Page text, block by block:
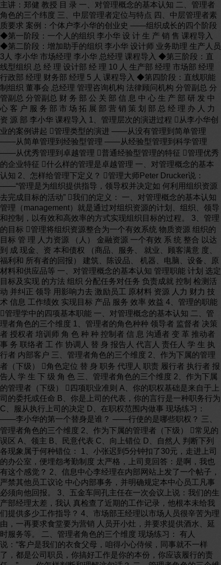
主讲：郑健 教授 目 录 一、对管理概念的基本认知 二、管理者角色的三个纬度 三、中层管理者定位与特点 四、中层管理者素质要求 案例：个体户李小华的创业史 ——组织成长的四个阶段 ◆第一阶段：一个人的组织 李小华 设 计 生 产 销 售 课程导入 ◆第二阶段：增加助手的组织 李小华 设计师 业务助理 生产人员 3人 李小华 市场经理 李小华 总经理 课程导入 ◆第三阶段：直线型组织 总 经 理 设计部 经 理 10 人 生产部 经理 市场部 经理 行政部 经理 财务部 经理 5 人 课程导入 ◆第四阶段：直线职能制组织 董事会 总经理 管理咨询机构 法律顾问机构 分管副总 分管副总 分管副总 财 务 部 公 关 部 信 息 中 心 生 产 部 研 发 中 心 客 户 服 务 部 市 场 拓 展 部 营 销 策 划 部 总 经 理 办 人 力 资 源 部 李小华 课程导入 1、管理层次的演进过程 从李小华创业的案例讲起 管理类型的演进 ——从没有管理到简单管理 ——从简单管理到经验型管理 ——从经验型管理到科学管理 ——从优秀管理到卓越管理 普通经验型管理的特征 管理优秀的企业特征 什么样的管理是卓越管理 一、对管理概念的基本认知 2、怎样给管理下定义？ 管理大师Peter Drucker说： ——“管理是为组织提供指导，领导权并决定如 何利用组织资源去完成目标的活动” 我们的定义： 一、对管理概念的基本认知 管理（management）就是通过对组织资源的计划、组织、领导和控制，以有效和高效率的方式实现组织目标的过程。 3、管理的目标 管理将组织资源整合为一个有效系统 物质资源 组织的目标 管 理 人力资源 （人） 金融资源 一个有效 系 统 整合 以达到 成 现金、资 本和债权 （商品、服务、 就业、顾客满意 度、福利和 所有者的回报） 建筑、陈设品、 机器、电脑、设备、原材料和供应品等 一、对管理概念的基本认知 管理职能 计划 选定目标及实现 的方法 组织 分配任务对任务 负责成就 控制 检测活动 并纠正 领导 用影响力去 激励员工 原材料 资源 人力 财力 技术 信息 工作绩效 实现目标 产品 服务 效率 效益 4、管理的职能 管理学中的四项基本职能 一、对管理概念的基本认知 二、管理者角色的三个维度 1、管理者的角色种种 领导者 监督者 决策者 授权者 培训师 角 色 种 种 控制者 信 息 沟通者 变 革 推动者 事 务 联络者 工 作 协调人 替 身 报告人 代言人 责任人 学 生 执行者 内部客户 三、管理者角色的三个维度 2、作为下属的管理者（下级） 角色定位 替 身 职务 代理人 职责 履行者 执行者 报告人 学 生 下 级 角 色 三、管理者角色的三个维度 2、作为下属的管理者（下级） 四项职业准则 A、你的职权基础是来自于上司的委托或任命 B、你是上司的代表，你的言行是一种职务行为 C、服从执行上司的决定 D、在职权范围内做事 现场练习： ——李小华的第一个替身是谁？ ——行使的是哪些职权？ 三、管理者角色的三个维度 2、作为下属的管理者（下级） 常见的误区 A、领主 B、民意代表 C、向上错位 D、自然人 判断下列各现象属于何种错位： 1、小张迟到5分钟扣了30元，走进上司的办公室，便埋怨考勤制度 太严格，上司竟回答：是啊，我也有这个感觉？ 2、信息中心李经理在内部网站上发了一个帖子，严禁其他员工议论 中心内部事务，并明确规定本中心员工凡事必须向他回报。 3、五金车间孔主任在一次会议上说：我们的生产部经理太差，我认 真检查了近期的工作记录，他根本未给我们提供多少工作指导？ 4、市场部王经理以市场人员很辛苦为理由，一再要求食堂要为营销 人员开小灶，并要求提供酒水、延时服务等。 二、管理者角色的三个维度 现场练习： 有人说：“客户是我们的衣食父母，咱得小心侍候，同事就不一样了，都是公司职员，你搞好工作是你的本份，你应该履行的责任。” ——你怎样判断和理解这句话？ 二、管理者角色的三个维度 3、作为同事的管理者（平级） 角色定位：内部客户 ——两个经营 企业的 两个经营 对外 对内 经 营 顾 客 经 营 员 工 优秀品牌 优良产品 优质服务 顾 客 满 意 物质待遇 感情投资 共同事业 员 工 满 意 回馈的是 努力工作 回馈的是 利润效应 二、管理者角色的三个维度 3、作为同事的管理者（平级） 角色定位：内部客户 ——向内部客户的角色转换 ——了解客户需求 ——内部客户满意 转变的难度 ——对同事关系固有理解 ——在内部习惯于管与被管 ——人人都重视自己的角色 二、管理者角色的三个维度 3、作为同事的管理者（平级） 内部客户的原则要点 ——其他经理与我之间是客户关系，他是客户， 我是供应商 ——同事是我的衣食父母 ——将同事当作外部客户 ——克服“客户陷阱” ——从以职责为中心，向内部客户的需求为中心转变 “ ——让内部客户满意 二、管理者角色的三个维度 3、作为同事的管理者（平级） 内部客户服务的四个特性 ——内部客户服务无形性 ——内部客户服务的不可分性 ——内部客户服务的可变性 ——内部客户服务的易消失性 平级关系协调特点 ——平等关系 ——态度真诚友好 ——信息沟通 ——协商、协调、协助 注意： ——搞好内部客户服务，请注重细节与真实的瞬间 请思考： ——你在五星级酒店是通过什么感受到上帝的尊贵的？ 二、管理者角色的三个维度 4、作为上司的管理者（上级） 角色定位：领导 ——领导者、决策者和培训师 ——授权者、控制者和监督者 ——游戏规则的制定者和维护者 常见的角色错位 ——错位一：业务员、具体的执行者 ——错位二：高人一等的“官” 二、管理者角色的三个维度 4、作为上司的管理者（上级） 经理人角色的七大变化 ——在工作内容上，从做业务到管理 ——在实现方式上，从野牛型到雁群型 ——在工作方式上，从个性化到组织化 ——在人际关系上，从感情关系到事业关系 ——在目标上，从个人目标到团队目标 ——在工作力度上，从守成到变革 ——在管理方式上，从指挥到授权 二、管理者角色的三个维度 5、角色类型的其它特征 角色类型的普遍性 ——信息沟通者 ——改革推动者 ——工作协调人 ——事务联络者 角色类型复合与交叉 ——角色复合 ——角色交叉 二、管理者角色的三个维度 5、角色类型的其它特征 角色转换——管理能力与业务能力 业务员型 精英型 官僚型 堕落型 管理能力 业务能力 请大家参与分析并回答问题： 1、第一阶段时，李小华承担着哪些角色？ 2、第二阶段时，弟弟相对于李小华是什么样的角色？ 3、第三阶段时，弟弟与嫂子姐弟俩是什么样的关系？ 4、第四阶段时，各分管副总经理相对于下属各部门经 理扮演的是什么样的角色？ 现场回答 有一个公司里出现了这样一件事情，公司有一个客户，大客户有一个亲属刚毕业，客户向公司介绍说，我的这个亲属，现在大学毕业在找工作，能不能到你们公司来工作呢？老总听了这个大客户介绍说，来吧！大客户嘛，不敢得罪，大客户的亲属也是大学毕业嘛，公司也需要人，就让他来吧！这样就来上班了，结果上班的第三天，这个人就走了，也就是大客户的亲属走了。总经理觉得非常奇怪，怎么上班第三天就走了？问他们的经理，他们的经理说不知道怎么回事。然后，就问大客户，刚开始大客户也不讲，后来才说出来原因。为什么上班第三天就走呢？原来是这样的：上班的第二天，他的经理就问他，谁介绍你来的呀？这个新的员工说，谁谁介绍来的，他的经理说：“你怎么跑到我们公司来上班了，我们公司可是一个多月没发工资了。”结果这个新来的一听说一个多月没发工资了，公司管理工作乱七八糟，怎么这个样子，第三天就不来了。 案例分析： ——指出以上关键性的问题所在，并分析其错误特征和危害性。 ——本公司是否存在类似的问题，可否试举几例？ 1、从管理组织的金字塔讲起 三、中层管理者的定位与特点 请思考： 本示意图中各代 表什么层次？ 中层干部应处于 什么位置？ ？层 ？？层 ？？？层 ２、中层管理者的定位 管理团队的中坚力量 从决策到执行， 从高管到基层， 中间需要什么？ 三、中层管理者的定位与特点 ２、中层管理者的定位 组织系统的分层 指 挥 链 报 告 链 中级 管理层 基础 管理层 高级 管理层 管理层 执行层 决策层 三、中层管理者的定位与特点 3、不同类型的中层管理者 柔弱型中层管理者 强势型中层管理者 均衡型中层管理者 请思考： ——什么情况下会导致柔弱型中层管理者？ ——什么情况下会导致强势型中层管理者？ ——什么情况下会导致均衡型中层管理者？ 三、中层管理者的定位与特点 4、承上启下的基本特点 承上——参与决策 注意： 不同规模的企 业中层参与的 程度差异 决策层 中层管理者 ——一般在决策形成之前的讨论和争求意见阶段 三、中层管理者的定位与特点 4、承上启下的基本特点 启下——指导操作 中层管理者 员工执行层 注意： 不同类型中层管理者行使指挥权时的不同特色 ——一般在决策下达之后的具体实施操作阶段 三、中层管理者的定位与特点 5、中层管理者的作用和价值 是企业正常运作的骨干力量 ——从组织职能看 ——从人才团队看 ——从业务绩效看 路线确定之后干部是关键的因素。 ——毛泽东 三、中层管理者的定位与特点 5、中层管理者的作用和价值 从企业规模扩张的角度看 ——员工队伍的增加 ——直线管理无法适应 ——组织层级自然形成 从企业战略发展的角度看 ——人才梯队与培养接班人 ——百年老店与企业家的生命周期 三、中层管理者的定位与特点 6、中层管理者与执行力 不同层次人员的工作重心 决策层 管理层 执行层 理 念 机 制 制 度 方 法 流 程 强调战略性 体现方向性 强调有效性 体现策略性 强调技术性 体现执行力 三、中层管理者的定位与特点 1、中层管理者素质对工作的影响 基础文化素质 性格与心理素质 道德修养与思想境界 领袖气质与领导魄力 专业技术素质 ——相关的管理部门专业技能 ——相关的业务部门专业技能 ——协调人际关系的技能 四、中层管理者素质要求 2、中层管理者素质基本特征 综合性 ——“通才”与“德、才、学、识、质、体” 层次性 ——领导一般分为高层、中层和基层 动态性 ——在学习化生存的今天，能力是个变量 四、中层管理者素质要求 各层次人员必要技能分析表 技术能力 人事能力 判断能力 备 注  高层领导 中层干部 代表含义：很重要较重要次重要 不重要 基层管理者 一线操作者            四、中层管理者素质要求 4、建立自身的能力系统 三大根本能力 三大枢机能力 四大黄金能力 学 习 能 力 思 维 能 力 创 新 能 力 谋 划 能 力 交 际 能 力 说 服 能 力 自 知 能 力 自 治 能 力 合 作 能 力 组 织 能 力 四、中层管理者素质要求 动态学习——让你的能力之树常青 学习、思考、创新 谋划、交际、说服 自知、自治、合作、组织 成功的 太 阳 四、中层管理者素质要求 5、做胸怀坦荡的五“心”上将 事业心 诚心 爱心 恒心 信心 中层主管 四、中层管理者素质要求 现场演练 一分钟练习（3分钟准备）： 学员自愿上讲台作自我介绍，形式多样、独具特色，要求以积极的心态体现出热情与活力。限时1分钟，50秒提示。 （超时者请大家鼓掌请其下台） ——就自己目前工作的职位和工作状况 完成以下作业： 1、列出与你目前职位相关的三方面角色： A、你是谁的替身？ B、作为你的替身目前有哪些人？ C、能作为你的内部客户的职位有哪些？ D、你如何依据这三种情况分别处理好关系？ 作业： 主讲：郑健 教授 深圳市众人行管理咨询有限公司 中山大学中外管理研究中心 承诺今天 今天是我新生命的开始， 我呼吸着新鲜空气， 我沐浴着灿烂阳光， 我对今天充满信心， 我无法预料未来， 但我要牢牢把握今天! 日本学者关于时间浪费的调查 “人们一般每8 分钟会收到1 次打扰，每小时大约7次， 即每天50—60次。平均每次打扰大约是5分钟，总共每天 大约4小时，也就是50%。其中约3小时的打扰是没有意义 或者极少有价值的。同时 人被打扰后重拾原来的思路至 少需要3分钟，每天就是小时。” 根据以上的统计数据，可以发现，每天因打扰而产生的 时间损失约为小时，按8小时工作制算，这占了工作时 间的%。 课程导入 目 录 一、时间管理的基本概念 二、时间管理的重要意义 三、时间管理的基本策略 四、工作目标及其计划性 五、分清工作的轻重缓急 六、时间管理的统筹技巧 小实验 道具： ——铁桶一只，大石头一块，碎石若干， 细沙一堆，水一罐。 方法：把以上物品装进铁桶。 提问：如果请你做这个实验，你将会按怎 样的顺序把以上物品装进铁桶？ 1、时间是怎样产生的 ■日常的时间概念 ——年、月、日、时、分、秒 ——地球自转、公转与月球公转 一、时间管理的基本概念 太阳 地球 地球公转轨道 月球 2、时间的基本特性 一、时间管理的基本概念 时间 恒久性 时 间 特 性 客观 公正性 时间 的刚性 不可 逆转性 时间 一维性 5 4 3 2 1 3、什么是时间管理 ■概念 —— 由于时间所具备的基本特性，所以时间管 理的对象并不是时间本身，而是指面对时间而 进行的“自管理者的管理”。所探索的是如何减 少时间浪费，以便有效地完成既定目标。 ■结论 ——通过计划统筹而相对合理利用和节约时间。 一、时间管理的基本概念 1、效率竞争:深层次的内涵 ■企业竞争的三个层次 ——物质资源层 ——人力资源层 ——制度文化层 ■经营管理综合效率的系统集成 ——各个环节都体现出效率 ——各个层面都体现出效率 二、时间管理的重要意义 有形/静态 有形/动态 无形/动态 时间管理 2、个体生命的有限性 ■每一个生命只有一次机会 ——时间与生命年轮 ■成就大事业的黄金时代 ——童年、少年、青年、中年、壮年、老年 ■为什么许多人一生平淡，毫无见树 二、时间管理的重要意义 鲁迅先生说：时间是组成生命的材料， 浪费别人的时间是无异于谋财害命的。 3、速度竞争:团队综合效率 ■快鱼吃慢鱼的时代 ——过去是大鱼吃小鱼 ——速度竞争成为主导 ——信息大爆炸 ■团队综合竞争力的集中体现 ——快速反应部队的战斗力 ——某公司参加招投标工程的案例 ——体现各职能部门的速度能力 二、时间管理的重要意义 4、个人和组织的机会成本 ■成本的类别 ——容易重视的有形成本 ——容易忽视的无形成本 ——无形成本中的时间成本 ——大小企业的区别 ■成本外延的扩大化 ——由时间特性而导致的机会成本 ——“过了这个村”与“机不可失” 二、时间管理的重要意义 案例：华为的时间管理 ■SMART原则 ——让目标达到SMART标准 ■四象限原则 ——关注重要且紧迫的第二象限 ■韵律原则 ——保持自己的韵律并与他人协调 ■流程优化精简原则 ——分析流程，减少多余环节 二、时间管理的重要意义 案例：华为的时间管理 ■韵律原则 ——“韵律原则”包括两个方面的内容： 一是保持自己的韵律，具体方法如：对于无意义的打扰电话要学会礼貌地挂断，要多用打扰性不强的沟通方式（如e-mail），要适当的与上司沟通减少来自上司地打扰等； 二是要与别人的韵律相协调，具体的方法如：不要唐突拜访对方，了解对方的行为习惯等。 二、时间管理的重要意义 1、提高你的时间管理技能 ■做个时间管理的高手 ——学会从事务型工作中解脱出来 ——有效地计划与安排自己的时间 ——找到节约时间的措施 ——学会积零成整 ——实行交叉“轮作” ——提高“复种”指数 ——整批使用时间 ——应付意外事件 ——分身有术 三、时间管理的基本策略 2、应该记住的20条实用方法 ■准备之一：长期准备（4） ——购买工具书/增加知识储备/提高能力 ——训练你的快速阅读能力 ——把常用的文件/文具放好 ——养成存放思想档案和作记录的习惯 三、时间管理的基本策略 ——凡事预则立，不预则废。 2、应该记住的20条实用方法 ■准备之二：临时准备（5） ——明天的工作前晚进行优先级排序 ——将相关的工作列在一起 ——把工作计划放到随时可见的地方 ——每天早晨比规定时间起早十分钟 ——做好正式工作前的准备工作 三、时间管理的基本策略 2、应该记住的20条实用方法 ■要培养的好习惯（7） ——利用各种装备如电话/信件等节省时间 ——把最困难的事放在效率最高的时候 ——利用零碎时间处理例行性事务 ——午餐或下班前开会效率最高/避免上午开会 ——休息片刻/伸个懒腰/冲杯咖啡/茶/其他饮料 ——报刊放在晚上看 ——每晚沉思片刻/回顾与总结 三、时间管理的基本策略 2、应该记住的20条实用方法 ■与外部产生联系时的应变能力（4） ——站着接待一向健谈的来访者 ——从不主动闲聊/尽量回避来闲聊者 ——管理电话： A、主动拨号 B、被动接听 ——如遇琐事缠身能快速摆脱 三、时间管理的基本策略 3、树立时间价值观 ■ 首先解决思想认识问题 ——人的行动是受思想支配的 ——思想方法决定行为模式 ■牢固树立时间的价值观 ——时间就是效益 ——时间就是金钱 ——时间就是生命 牢记鲁迅先生的话： 时间是组成生命 的材料，浪费别人的 时间，其实是无异于 谋财害命的。 三、时间管理的基本策略 4、组织结构流程优化 ■众多国企浪费时间的根源 ——为什么会有内耗（窝里斗）？ ——组织的体制障碍 ■组织设计的原则 ——精简、高效、弹性 ——管理幅度与跨度 ——部门岗位设置与职责明确化 ■价值链管理与流程优化 三、时间管理的基本策略 5、工作环境“５Ｓ” ■不同层次员工的准备工作 ——金领高管的准备工作 Ａ、整体工作目标 Ｂ、阶段性工作规划 Ｃ、下级状况备忘录 Ｄ、用好秘书这个帮手 ——白领阶层的办公室“５Ｓ” Ａ、工作计划表 Ｂ、常用文件及工具书 Ｃ、柜子及办公室桌清理 Ｄ、相关人员通讯录 ——蓝领员工的作业现场管理 三、时间管理的基本策略 １、浪费时间的大敌 ■工作目标不明确 ——你为什么工作 ——你要达到什么目的 ■工作没有计划性 ——工作千头万绪 ——眉毛胡子一把抓 ——被动工作和生活 ——跟着感觉走 四、工作目标及其计划性 2、时间管理第一法则 ■目标管理与工作的计划性 ——工作方法三段论 四、工作目标及其计划性 目标 方法 行动 计划 计划是从目标到方法的桥梁 4、目标体系的SMART原则 ■ S-Specific 具体，不能笼统； ■ M-Measurable 可度量， ■ A-Attainable 可实现，指付出努力的情况下 可以实现，避免过高或过低的目标。 ■ R-Realistic 现实性，指目标是实实在在的。 ■ T-Time bound 时限，完成目标的期限。 四、工作目标及其计划性 1、“80、20”法则运用 ■先做最重要的事情 你知道圆的面积占正方形面积的多少吗？ 你知道去掉圆的面积正方形面积还剩下多少吗？ 结论： 做重要的少数事情 五、分清工作的轻重缓急 ——请运用“80、20”法则，找出自己日 常工作任务中重要的20%。 个人模式：自发回忆法 团队模式：头脑风暴法 现场思考： 五、分清工作的轻重缓急 ２、工作任务重要程度分析 五、分清工作的轻重缓急 宏观 微观 从微观到宏观 较重要 次重要 从次重要到较重要 注：重要度取决于任务本身对战略的影响力 ３、工作时间紧迫性分析 五、分清工作的轻重缓急 时间性强 时间性弱 时间性从弱到强 优先 次优先 优先度从小到大 注：紧迫性取决于任务本身时间性的强弱 ４、工作优先级综合分析 —— 四象限坐标图 重要度 紧迫性 A 重要而且紧迫 Ｃ 紧迫但不重要 D 不重要不紧迫 Ｂ 重要但不紧迫 五、分清工作的轻重缓急 ■请运用四象限方法排列你的工作： D（水型的事务） 一些可做可不做的杂事 一些不必要的应酬 有趣的活动 C（细沙型的事务） 不速之客的接待 某些信件、文件、电话的处理 某些会议的出席 某些必要而不重要的会议、活动 不 重 要 B（石块型的事务） 发掘新机会 规划 改进产能 建立伙伴关系 防患于未然 A（碎石型的事务） 危机 急迫的问题 有期限压力的计划 重 要 不紧急 紧 急 五、分清工作的轻重缓急 案例分析 M公司是一家生产注塑机械设备的中型企业，由于市场竞争加剧，近来业绩严重下滑，员工士气低落，今天上午竟有两名业务骨干向市场部经理张文斌提出辞职申请。为稳定员工队伍，张文斌已约定今晚同这两人谈话。但下午接到在北京出差的总经理的紧急电话，一位西安的客商今天来本市，晚上六点到机场，因为这是一个跟进了很长时间的大客户，总经理特别强调要张经理代表他亲自去机场迎接并配合办公室搞好接待。其实，张文斌的MBA论文尚未完成，这两天也到了最后的期限，他曾想让在本市某大学工作的妻子帮忙，妻子未同意，这样公事私事便搅得他十分着急。刚过五点钟张文斌就急匆匆地找到司机，开车前往机场。还没走出市区，突然手机响了，里面传来一个女子焦急的声音：“你是张文斌吗？你母亲在菜市场前面的马路上被汽车撞伤，我是路边商店的售货员，你母亲现在被扶到了我店里，她让我给你打电话，你赶快来！”  假如你是张文斌，从接到总经理指示到此时此刻，该怎么办？ 1、并行工作模式 ■什么情况下能并行工作 ——举例 六、时间管理的统筹技巧 A B C D 走访客户去甲城市 顺便采购某机器配件 把新聘两大学生带去办事处 和在该城市工作的同学聚餐 公私兼顾 一次搞掂 2、串行工作模式 ■什么情况下必须串行工作 ——举例 六、时间管理的统筹技巧 A B C D 主要领导不到场会议不能开 要充分考虑工作的连续性 会议没结束形不成工作决议 决议没有下达工作无法开展 工作尚未结束无法进行考核 3、并行串行如何兼顾 ■学一点统筹学 六、时间管理的统筹技巧 A B C D 走访客户去甲城市 顺便采购某机器配件 把新聘两大学生带去办事处 和在该城市工作的同学聚餐 公私兼顾 一次搞掂 请问：——A、B、C、D如何排列？ 4、工作任务转移 ■学会授权与借力 ——依据企业管理的组织原则 ——遵照公司岗位职责和权限 ——合理分权为授权的前提 ——非指挥权限关系的借力 ——依靠个人非职务影响力 ■注意事项 ——授权有度，控权有方 ——借力要适当，注重实效 六、时间管理的统筹技巧 陈明宇是一名大专生，在某公司担任办公室行政助理，杂务事特别多，有天上午刚上班办公室主任就给他安排了六件事： A、去交通监控中心处理公司小车闯红灯罚款事宜； B、到市工商局办理营业执照地址变更的相关手续； C、拟写一份国庆节放假以及安全注意事项的通知； D、协助业务部经理找情绪不稳定的业务员王笑天谈话； E、复印机故障需联系